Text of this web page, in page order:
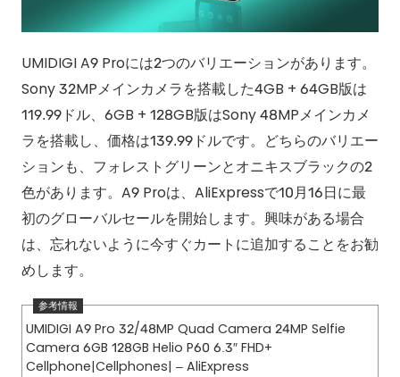
UMIDIGI A9 Proには2つのバリエーションがあります。
Sony 32MPメインカメラを搭載した4GB + 64GB版は
119.99ドル、6GB + 128GB版はSony 48MPメインカメ
ラを搭載し、価格は139.99ドルです。どちらのバリエー
ションも、フォレストグリーンとオニキスブラックの2
色があります。A9 Proは、AliExpressで10月16日に最
初のグローバルセールを開始します。興味がある場合
は、忘れないように今すぐカートに追加することをお勧
めします。
UMIDIGI A9 Pro 32/48MP Quad Camera 24MP Selfie
Camera 6GB 128GB Helio P60 6.3″ FHD+
Cellphone|Cellphones| – AliExpress